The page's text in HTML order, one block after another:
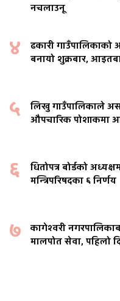
नचलाउनू
४
ढकारी गाउँपालिकाको
बनायो शुक्रबार,
५
लिखु गाउँपालिकाले
औपचारिक पोशाकमा
६
धितोपत्र बोर्डको
मन्त्रिपरिषदका ६ निर्णय
७
कागेश्वरी
मालपोत सेवा, पहिलो